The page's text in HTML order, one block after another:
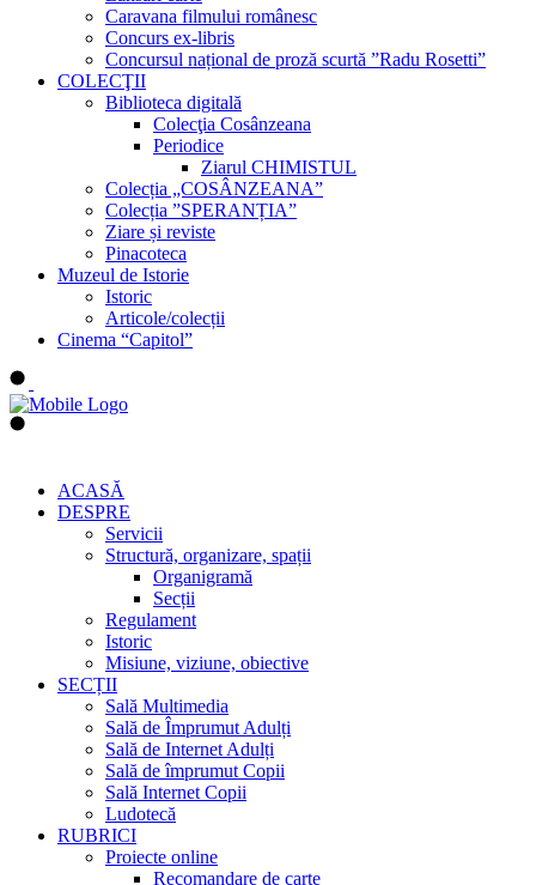
Caravana filmului românesc
Concurs ex-libris
Concursul național de proză scurtă ”Radu Rosetti”
COLECŢII
Biblioteca digitală
Colecţia Cosânzeana
Periodice
Ziarul CHIMISTUL
Colecția „COSÂNZEANA”
Colecția ”SPERANȚIA”
Ziare și reviste
Pinacoteca
Muzeul de Istorie
Istoric
Articole/colecții
Cinema “Capitol”
ACASĂ
DESPRE
Servicii
Structură, organizare, spații
Organigramă
Secții
Regulament
Istoric
Misiune, viziune, obiective
SECȚII
Sală Multimedia
Sală de Împrumut Adulți
Sală de Internet Adulți
Sală de împrumut Copii
Sală Internet Copii
Ludotecă
RUBRICI
Proiecte online
Recomandare de carte